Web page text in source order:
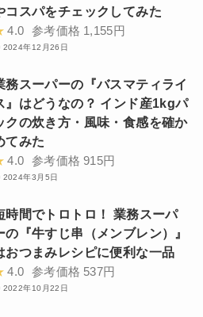
コスパをチェックしてみた
4.0 参考価格 1,155円
2024年12月26日
務スーパーの『バスマティライ
』はどうなの？ インド産1kgパ
クの炊き方・風味・食感を確か
てみた
4.0 参考価格 915円
2024年3月5日
時間でトロトロ！ 業務スーパ
の『牛すじ串（メンブレン）』
おつまみレシピに便利な一品
4.0 参考価格 537円
2022年10月22日